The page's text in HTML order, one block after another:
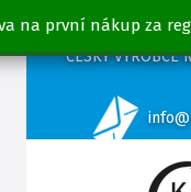
na první nákup za
ČESKÝ VÝROBCE